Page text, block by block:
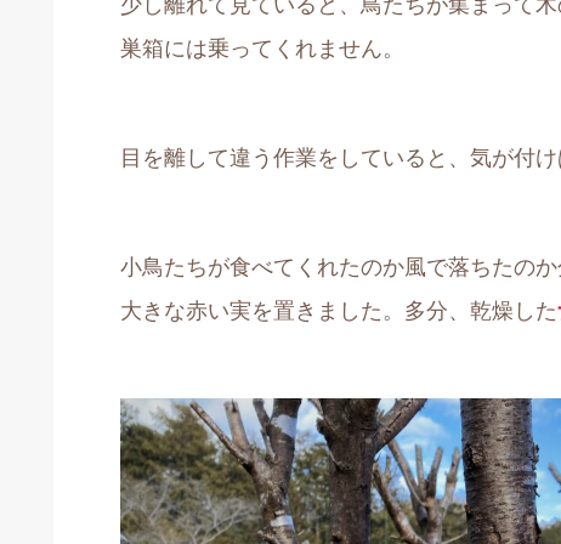
少し離れて見ていると、鳥たちが集まって
巣箱には乗ってくれません。
目を離して違う作業をしていると、気が付
小鳥たちが食べてくれたのか風で落ちたの
大きな赤い実を置きました。多分、乾燥した